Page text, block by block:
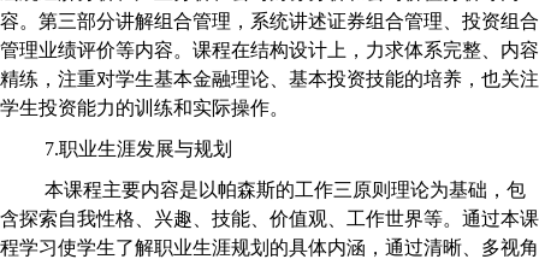
容。第三部分讲解组合管理，系统讲述证券组合管理、投资组合
管理业绩评价等内容。课程在结构设计上，力求体系完整、内容
精练，注重对学生基本金融理论、基本投资技能的培养，也关注
学生投资能力的训练和实际操作。
7.职业生涯发展与规划
本课程主要内容是以帕森斯的工作三原则理论为基础，包
含探索自我性格、兴趣、技能、价值观、工作世界等。通过本课
程学习使学生了解职业生涯规划的具体内涵，通过清晰、多视角